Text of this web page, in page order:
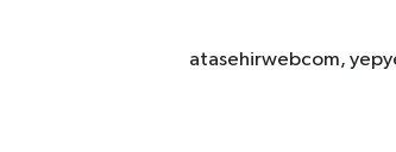
atasehirwebcom,